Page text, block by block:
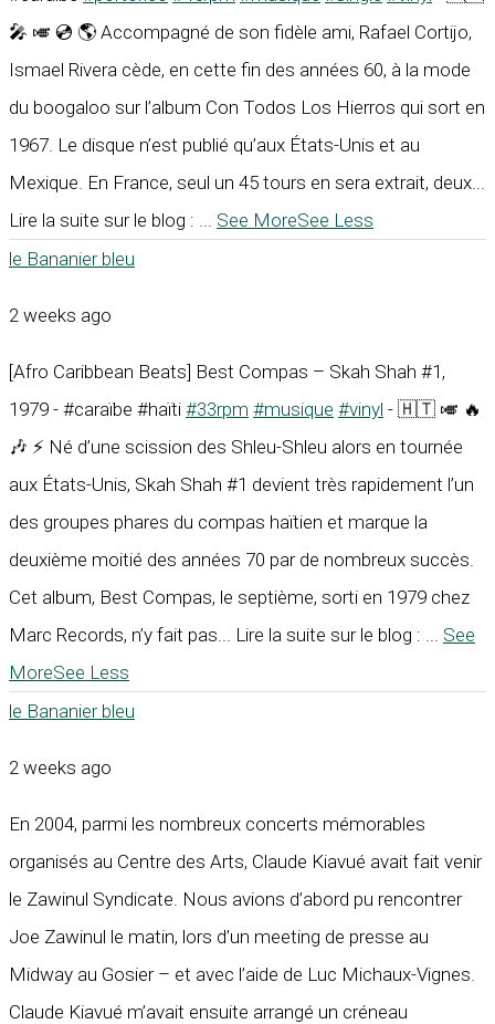
🎤 🎺 💿 🌎 Accompagné de son fidèle ami, Rafael Cortijo,
Ismael Rivera cède, en cette fin des années 60, à la mode
du boogaloo sur l’album Con Todos Los Hierros qui sort en
1967. Le disque n’est publié qu’aux États-Unis et au
Mexique. En France, seul un 45 tours en sera extrait, deux...
Lire la suite sur le blog :
See MoreSee Less
le Bananier bleu
2 weeks ago
[Afro Caribbean Beats] Best Compas – Skah Shah #1,
1979 - #caraïbe #haïti #33rpm #musique #vinyl - 🇭🇹 🎺 🔥
🎶 ⚡ Né d’une scission des Shleu-Shleu alors en tournée
aux États-Unis, Skah Shah #1 devient très rapidement l’un
des groupes phares du compas haïtien et marque la
deuxième moitié des années 70 par de nombreux succès.
Cet album, Best Compas, le septième, sorti en 1979 chez
Marc Records, n’y fait pas... Lire la suite sur le blog :
See
MoreSee Less
le Bananier bleu
2 weeks ago
En 2004, parmi les nombreux concerts mémorables
organisés au Centre des Arts, Claude Kiavué avait fait venir
le Zawinul Syndicate. Nous avions d’abord pu rencontrer
Joe Zawinul le matin, lors d’un meeting de presse au
Midway au Gosier – et avec l’aide de Luc Michaux-Vignes.
Claude Kiavué m’avait ensuite arrangé un créneau